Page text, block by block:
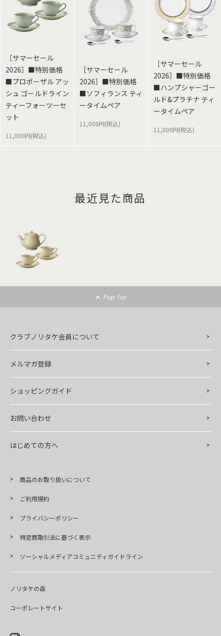
［サマーセール
2026］■特別価格
■プロポーザル アッ
シュ ゴールドライン
ティーフォーツーセ
ット
11,000円(税込)
［サマーセール
2026］■特別価格
■ソフィランス ティ
ータイムペア
11,000円(税込)
［サマーセール
2026］■特別価格
■ハンプシャーゴー
ルド&プラチナ ティ
ータイムペア
11,000円(税込)
最近見た商品
Page Top
クラブノリタケ会員について
メルマガ登録
ショッピングガイド
お問い合わせ
はじめての方へ
商品のお取り扱いについて
ご利用規約
プライバシーポリシー
特定商取引法に基づく表示
ソーシャルメディアコミュニティガイドライン
ノリタケの森
コーポレートサイト